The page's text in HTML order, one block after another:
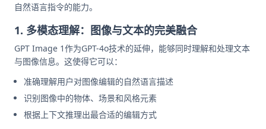
自然语言指令的能力。
1. 多模态理解：图像与文本的完美融合
GPT Image 1作为GPT-4o技术的延伸，能够同时理解和处理文本
与图像信息。这使得它可以：
准确理解用户对图像编辑的自然语言描述
识别图像中的物体、场景和风格元素
根据上下文推理出最合适的编辑方式